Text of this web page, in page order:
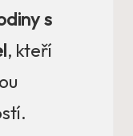
s
, kteří